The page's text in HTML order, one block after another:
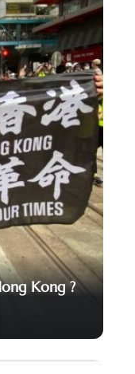
Kong ?